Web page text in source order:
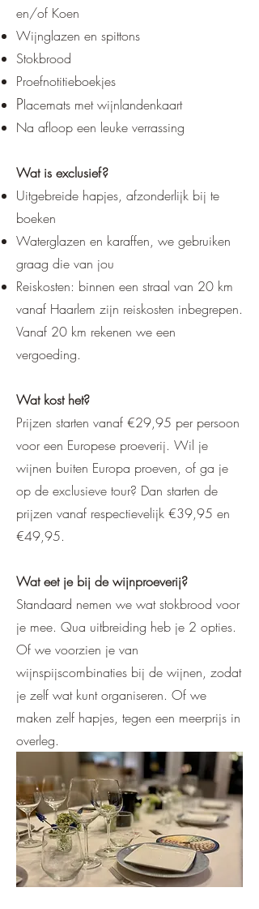
en/of Koen
Wijnglazen en spittons
Stokbrood
Proefnotitieboekjes
Placemats met wijnlandenkaart
Na afloop een leuke verrassing
Wat is exclusief?
Uitgebreide hapjes, afzonderlijk bij te
boeken
Waterglazen en karaffen, we gebruiken
graag die van jou
Reiskosten: binnen een straal van 20 km
vanaf Haarlem zijn reiskosten inbegrepen.
Vanaf 20 km rekenen we een
vergoeding.
Wat kost het?
Prijzen starten vanaf €29,95 per persoon
voor een Europese proeverij. Wil je
wijnen buiten Europa proeven, of ga je
op de exclusieve tour? Dan starten de
prijzen vanaf respectievelijk €39,95 en
€49,95.
Wat eet je bij de wijnproeverij?
Standaard nemen we wat stokbrood voor
je mee. Qua uitbreiding heb je 2 opties.
Of we voorzien je van
wijnspijscombinaties bij de wijnen, zodat
je zelf wat kunt organiseren. Of we
maken zelf hapjes, tegen een meerprijs in
overleg.